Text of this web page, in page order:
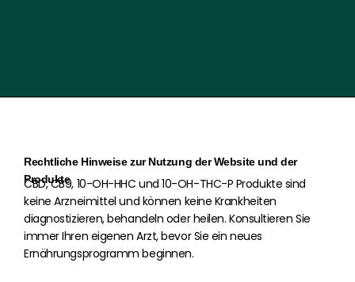
Rechtliche Hinweise zur Nutzung der Website und der
Produkte
CBD, CB9, 10-OH-HHC und 10-OH-THC-P Produkte sind
keine Arzneimittel und können keine Krankheiten
diagnostizieren, behandeln oder heilen. Konsultieren Sie
immer Ihren eigenen Arzt, bevor Sie ein neues
Ernährungsprogramm beginnen.